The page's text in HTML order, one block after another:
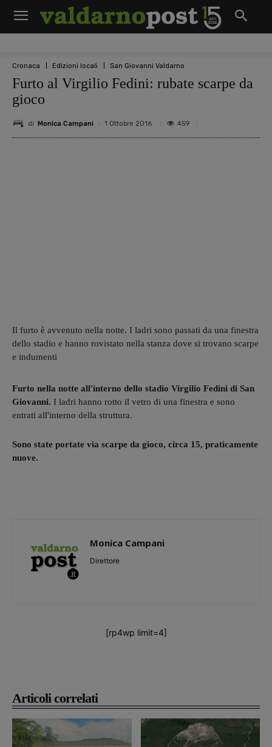
Cronaca Edizioni locali San Giovanni Valdarno
Furto al Virgilio Fedini: rubate scarpe da
gioco
di Monica Campani 1 Ottobre 2016 459
Articoli correlati
Il furto è avvenuto nella notte. I ladri sono passati da una finestra
dello stadio e hanno rovistato nella stanza dove si trovano scarpe
e indumenti
Furto nella notte all'interno dello stadio Virgilio Fedini di San
Giovanni. I ladri hanno rotto il vetro di una finestra e sono
entrati all'interno della struttura.
Sono state portate via scarpe da gioco, circa 15, praticamente
nuove.
Monica Campani
Direttore
[rp4wp limit=4]